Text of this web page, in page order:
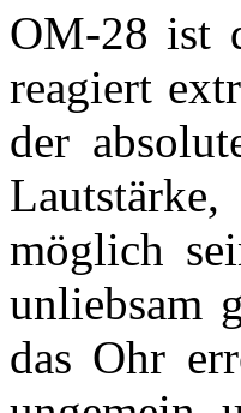
OM-28 ist
reagiert
der
möglich
unliebsam
das Ohr